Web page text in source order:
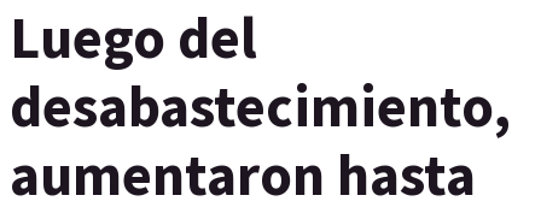
Luego del
desabastecimiento,
aumentaron hasta